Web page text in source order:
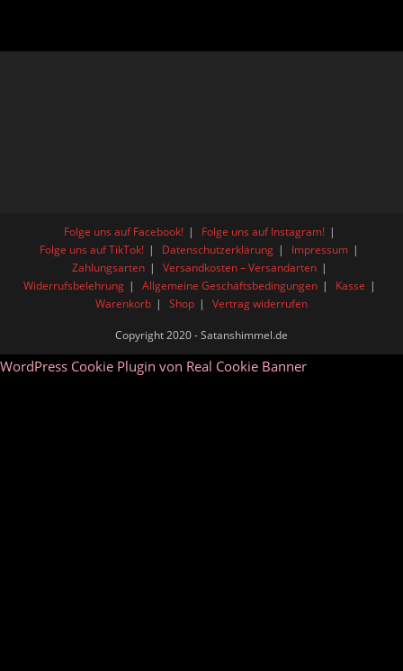
Folge uns auf Facebook!
Folge uns auf Instagram!
Folge uns auf TikTok!
Datenschutzerklärung
Impressum
Zahlungsarten
Versandkosten – Versandarten
Widerrufsbelehrung
Allgemeine Geschäftsbedingungen
Kasse
Warenkorb
Shop Vertrag widerrufen
Copyright 2020 - Satanshimmel.de
WordPress Cookie Plugin von Real Cookie Banner